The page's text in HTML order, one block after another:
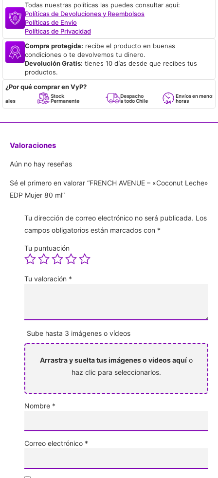
Todas nuestras políticas las puedes consultar aquí:
Políticas de Devoluciones y Reembolsos
Políticas de Envío
Políticas de Privacidad
Compra protegida: recibe el producto en buenas
condiciones o te devolvemos tu dinero.
Devolución Gratis: tienes 10 días desde que recibes tus
productos.
¿Por qué comprar en VyP?
Stock
Permanente
Despacho
a todo Chile
Envíos en menos de 24
horas
Valoraciones
Aún no hay reseñas
Sé el primero en valorar “FRENCH AVENUE – «Coconut Leche»
EDP Mujer 80 ml”
Tu dirección de correo electrónico no será publicada. Los
campos obligatorios están marcados con *
Tu puntuación
Tu valoración *
Sube hasta 3 imágenes o vídeos
Arrastra y suelta tus imágenes o videos aquí o
haz clic para seleccionarlos.
Nombre *
Correo electrónico *